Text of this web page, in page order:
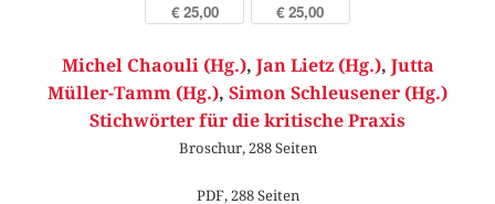
€ 25,00 € 25,00
Michel Chaouli (Hg.), Jan Lietz (Hg.), Jutta
Müller-Tamm (Hg.), Simon Schleusener (Hg.)
Stichwörter für die kritische Praxis
Broschur, 288 Seiten
PDF, 288 Seiten